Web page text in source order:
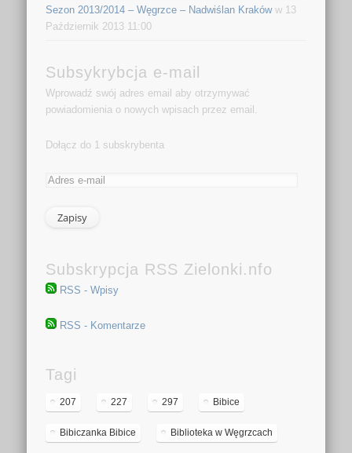
Sezon 2013/2014 – Węgrzce – Nadwiślan Krakóww 13
Październik 2013 11:00
Subsykrybcja e-mail
Wprowadź swój adres email aby otrzymywać
powiadomienia o nowych wpisach przez email.
Dołącz do 1 subskrybenta
Subskrypcja RSS Zielonki.nfo
RSS - Wpisy
RSS - Komentarze
Tagi
207 227 297 Bibice
Bibiczanka Bibice Biblioteka w Węgrzcach